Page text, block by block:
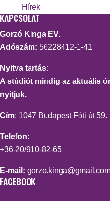
Hírek
KAPCSOLAT
Gorzó Kinga EV.
Adószám: 56228412-1-41
Nyitva tartás:
A stúdiót mindig az aktuális
nyitjuk.
Cím: 1047 Budapest Fóti út 59.
Telefon:
+36-20/910-82-65
E-mail: gorzo.kinga@gmail.com
FACEBOOK